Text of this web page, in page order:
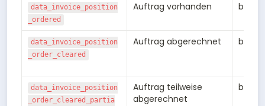
data_invoice_position
_ordered
Auftrag vorhanden bool
data_invoice_position
_order_cleared
Auftrag abgerechnet bool
data_invoice_position
_order_cleared_partia
Auftrag teilweise
abgerechnet
bool